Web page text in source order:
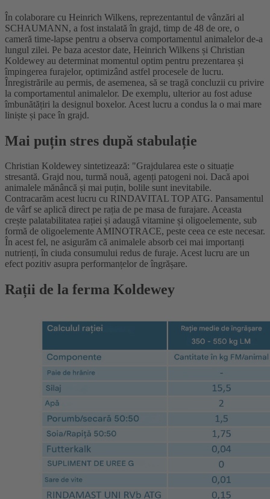
În colaborare cu Heinrich Wilkens, reprezentantul de vânzări al
SCHAUMANN, a fost instalată în grajd, timp de 48 de ore, o
cameră time-lapse pentru a observa comportamentul animalelor de-a
lungul zilei. Pe baza acestor date, Heinrich Wilkens și Christian
Koldewey au determinat momentul optim pentru prezentarea și
împingerea furajelor, optimizând astfel procesele de lucru.
Înregistrările au permis, de asemenea, să se tragă concluzii cu privire
la comportamentul animalelor. De exemplu, ulterior au fost aduse
îmbunătățiri la designul boxelor. Acest lucru a condus la o mai mare
liniște și pace în grajd.
Mai puțin stres după stabulație
Christian Koldewey sintetizează: "Grajdularea este o situație
stresantă. Grajd nou, turmă nouă, agenți patogeni noi. Dacă apoi
animalele mănâncă și mai puțin, bolile sunt inevitabile.
Contracarăm acest lucru cu RINDAVITAL TOP ATG. Pansamentul
de vârf se aplică direct pe rația de pe masa de furajare. Aceasta
crește palatabilitatea rației și adaugă vitamine și oligoelemente, sub
formă de oligoelemente AMINOTRACE, peste ceea ce este necesar.
În acest fel, ne asigurăm că animalele absorb cei mai importanți
nutrienți, în ciuda consumului redus de furaje. Acest lucru are un
efect pozitiv asupra performanțelor de îngrășare.
Rații de la ferma Koldewey